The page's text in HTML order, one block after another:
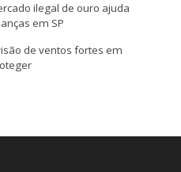
ilegal de ouro ajuda
em SP
de ventos fortes em